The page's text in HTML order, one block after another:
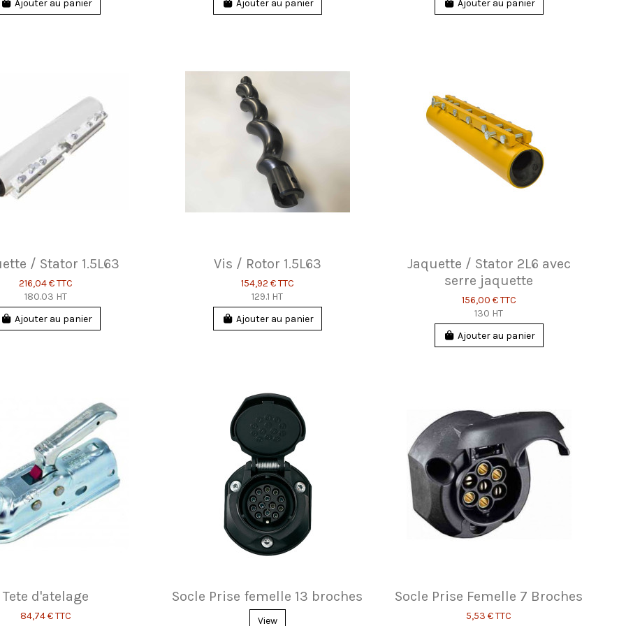
Ajouter au panier Ajouter au panier Ajouter au panier
/ Stator 1.5L63
216,04 €TTC
180.03 HT
Ajouter au panier
Vis / Rotor 1.5L63
154,92 €TTC
129.1 HT
Ajouter au panier
Jaquette / Stator 2L6 avec
serre jaquette
156,00 €TTC
130 HT
Ajouter au panier
Tete d'atelage
84,74 €TTC
Socle Prise femelle 13 broches
View
Socle Prise Femelle 7 Broches
5,53 €TTC